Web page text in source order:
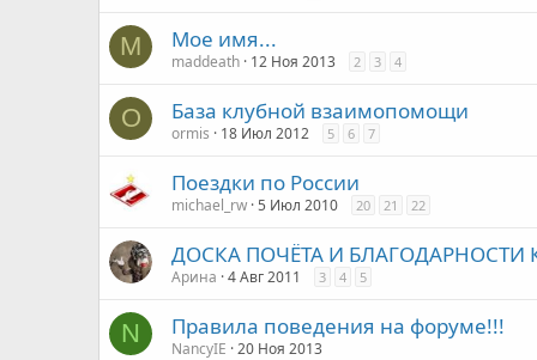
M Мое имя...
maddeath 12 Ноя 2013 2 3 4
O База клубной взаимопомощи
ormis 18 Июл 2012 5 6 7
Поездки по России
michael_rw 5 Июл 2010 20 21 22
ДОСКА ПОЧЁТА И БЛАГОДАРНОСТИ
Арина 4 Авг 2011 3 4 5
N Правила поведения на форуме!!!
NancyIE 20 Ноя 2013